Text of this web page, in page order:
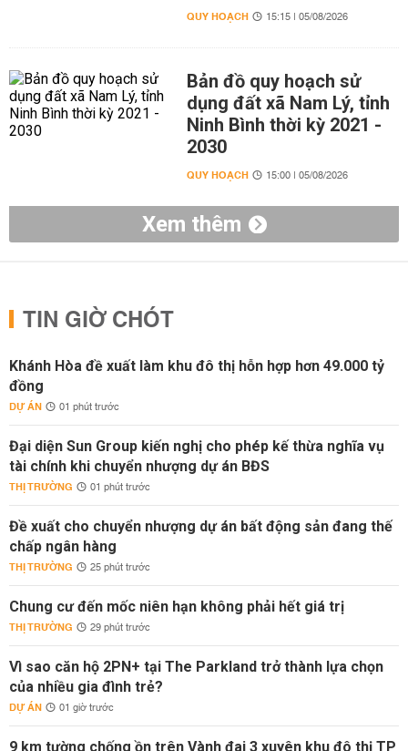
QUY HOẠCH 15:15 | 05/08/2026
Bản đồ quy hoạch sử
dụng đất xã Nam Lý, tỉnh
Ninh Bình thời kỳ 2021 -
2030
QUY HOẠCH 15:00 | 05/08/2026
Xem thêm
TIN GIỜ CHÓT
Khánh Hòa đề xuất làm khu đô thị hỗn hợp hơn 49.000 tỷ
đồng
DỰ ÁN 01 phút trước
Đại diện Sun Group kiến nghị cho phép kế thừa nghĩa vụ
tài chính khi chuyển nhượng dự án BĐS
THỊ TRƯỜNG 01 phút trước
Đề xuất cho chuyển nhượng dự án bất động sản đang thế
chấp ngân hàng
THỊ TRƯỜNG 25 phút trước
Chung cư đến mốc niên hạn không phải hết giá trị
THỊ TRƯỜNG 29 phút trước
Vì sao căn hộ 2PN+ tại The Parkland trở thành lựa chọn
của nhiều gia đình trẻ?
DỰ ÁN 01 giờ trước
9 km tường chống ồn trên Vành đai 3 xuyên khu đô thị TP